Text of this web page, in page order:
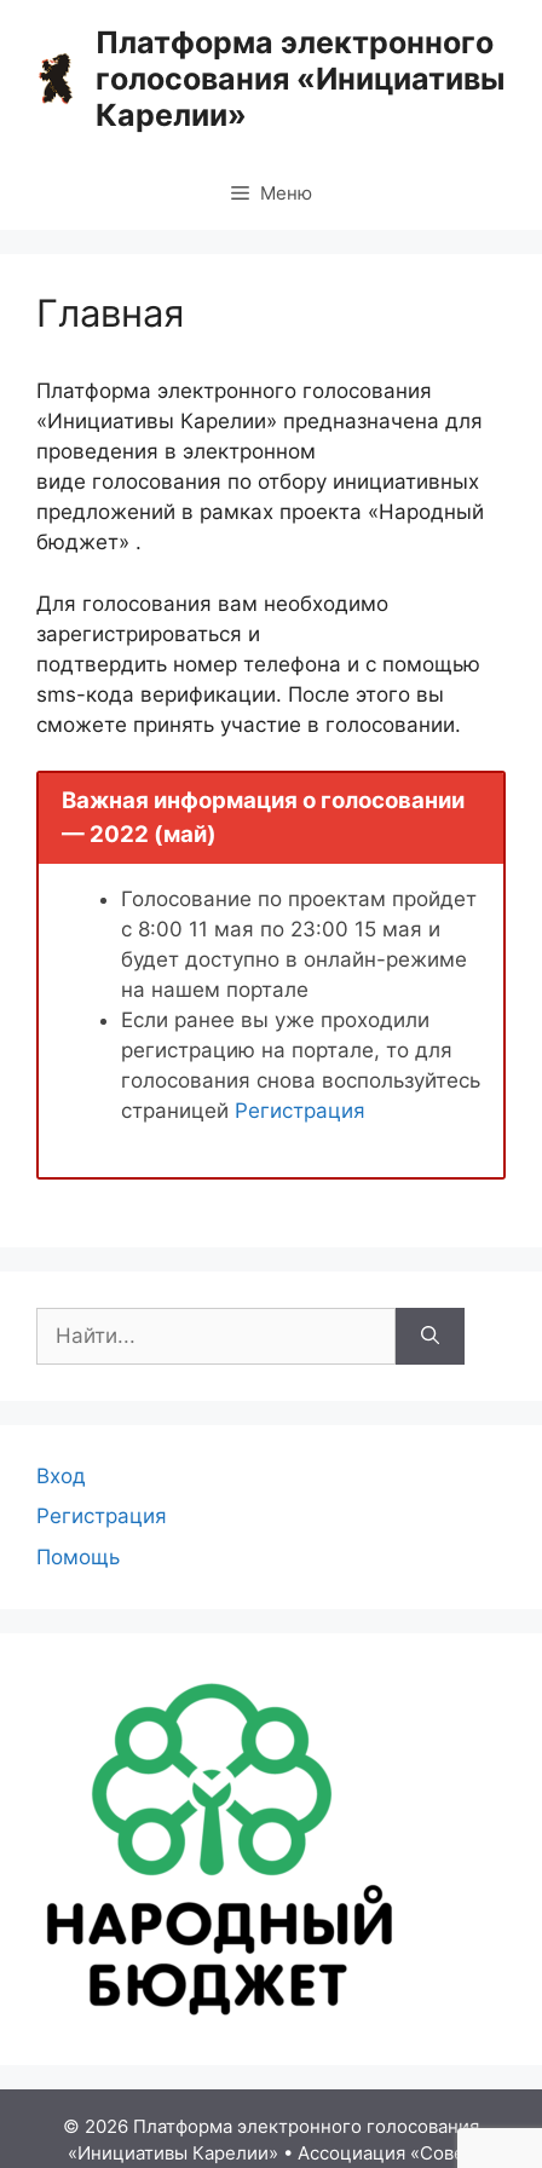
содержимому
Платформа электронного
голосования «Инициативы
Карелии»
Меню
Главная
Платформа электронного голосования
«Инициативы Карелии» предназначена для
проведения в электронном
виде голосования по отбору инициативных
предложений в рамках проекта «Народный
бюджет» .
Для голосования вам необходимо
зарегистрироваться и
подтвердить номер телефона и с помощью
sms-кода верификации. После этого вы
сможете принять участие в голосовании.
Важная информация о голосовании
— 2022 (май)
Голосование по проектам пройдет
с 8:00 11 мая по 23:00 15 мая и
будет доступно в онлайн-режиме
на нашем портале
Если ранее вы уже проходили
регистрацию на портале, то для
голосования снова воспользуйтесь
страницей Регистрация
Вход
Регистрация
Помощь
© 2026 Платформа электронного голосования
«Инициативы Карелии» • Ассоциация «Совет